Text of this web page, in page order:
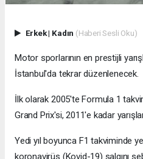
Erkek| Kadın (Haberi Sesli Oku)
Motor sporlarının en prestijli
İstanbul'da tekrar düzenlenecek.
İlk olarak 2005'te Formula 1
Grand Prix'si, 2011'e kadar
Yedi yıl boyunca F1 takviminde
koronavirüs (Kovid-19) salgını